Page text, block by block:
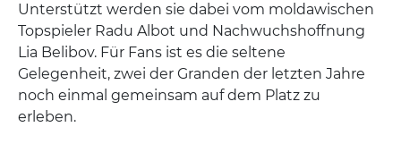
Unterstützt werden sie dabei vom moldawischen
Topspieler Radu Albot und Nachwuchshoffnung
Lia Belibov. Für Fans ist es die seltene
Gelegenheit, zwei der Granden der letzten Jahre
noch einmal gemeinsam auf dem Platz zu
erleben.